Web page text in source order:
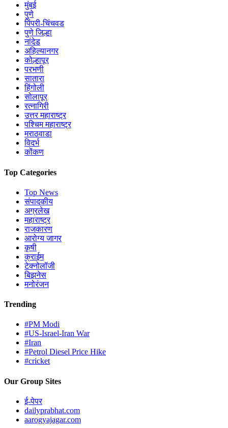
मुंबई
पुणे
पिंपरी-चिंचवड
पुणे जिल्हा
नांदेड
अहिल्यानगर
कोल्हापूर
परभणी
सातारा
हिंगोली
सोलापूर
रत्नागिरी
उत्तर महाराष्ट्र
पश्चिम महाराष्ट्र
मराठवाडा
विदर्भ
कोंकण
Top Categories
Top News
संपादकीय
अग्रलेख
महाराष्ट्र
राजकारण
आरोग्य जागर
कृषी
क्राईम
टेक्नोलॉजी
बिझनेस
मनोरंजन
Trending
#PM Modi
#US-Israel-Iran War
#Iran
#Petrol Diesel Price Hike
#cricket
Our Group Sites
ई-पेपर
dailyprabhat.com
aarogyajagar.com